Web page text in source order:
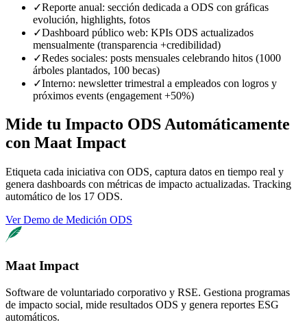
✓Reporte anual: sección dedicada a ODS con gráficas
evolución, highlights, fotos
✓Dashboard público web: KPIs ODS actualizados
mensualmente (transparencia +credibilidad)
✓Redes sociales: posts mensuales celebrando hitos (1000
árboles plantados, 100 becas)
✓Interno: newsletter trimestral a empleados con logros y
próximos events (engagement +50%)
Mide tu Impacto ODS Automáticamente
con Maat Impact
Etiqueta cada iniciativa con ODS, captura datos en tiempo real y
genera dashboards con métricas de impacto actualizadas. Tracking
automático de los 17 ODS.
Ver Demo de Medición ODS
Maat Impact
Software de voluntariado corporativo y RSE. Gestiona programas
de impacto social, mide resultados ODS y genera reportes ESG
automáticos.